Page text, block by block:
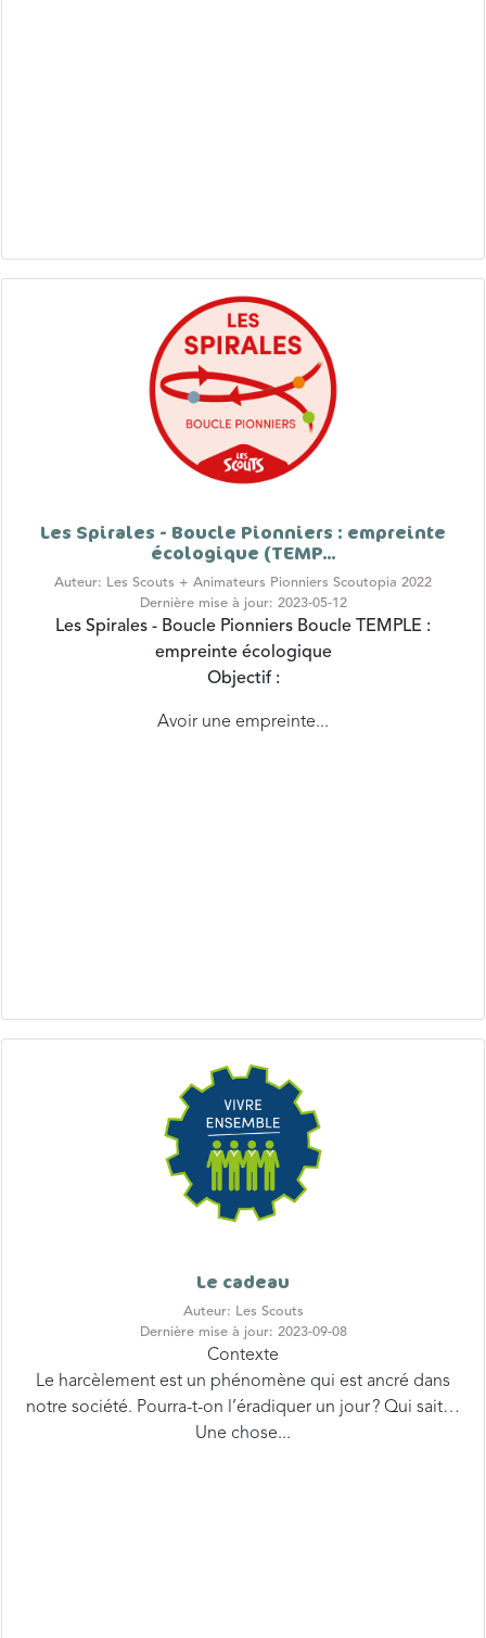
Auteur: Les Scouts + Animateurs Pionniers Scoutopia 2022
Les Spirales - Boucle Pionniers Boucle TEMPLE :
empreinte écologique
Objectif :
Avoir une empreinte...
Auteur: Les Scouts
Contexte
Le harcèlement est un phénomène qui est ancré dans
notre société. Pourra-t-on l’éradiquer un jour ? Qui sait…
Une chose...